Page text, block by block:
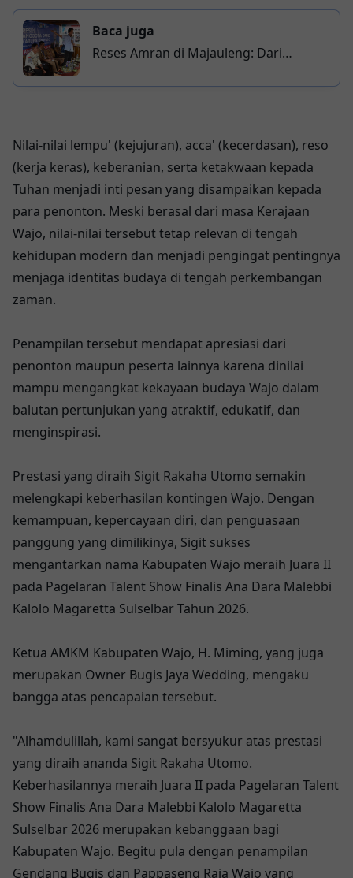
Baca juga
Reses Amran di Majauleng: Dari
Nilai-nilai lempu' (kejujuran), acca' (kecerdasan), reso
(kerja keras), keberanian, serta ketakwaan kepada
Tuhan menjadi inti pesan yang disampaikan kepada
para penonton. Meski berasal dari masa Kerajaan
Wajo, nilai-nilai tersebut tetap relevan di tengah
kehidupan modern dan menjadi pengingat pentingnya
menjaga identitas budaya di tengah perkembangan
zaman.
Penampilan tersebut mendapat apresiasi dari
penonton maupun peserta lainnya karena dinilai
mampu mengangkat kekayaan budaya Wajo dalam
balutan pertunjukan yang atraktif, edukatif, dan
menginspirasi.
Prestasi yang diraih Sigit Rakaha Utomo semakin
melengkapi keberhasilan kontingen Wajo. Dengan
kemampuan, kepercayaan diri, dan penguasaan
panggung yang dimilikinya, Sigit sukses
mengantarkan nama Kabupaten Wajo meraih Juara II
pada Pagelaran Talent Show Finalis Ana Dara Malebbi
Kalolo Magaretta Sulselbar Tahun 2026.
Ketua AMKM Kabupaten Wajo, H. Miming, yang juga
merupakan Owner Bugis Jaya Wedding, mengaku
bangga atas pencapaian tersebut.
"Alhamdulillah, kami sangat bersyukur atas prestasi
yang diraih ananda Sigit Rakaha Utomo.
Keberhasilannya meraih Juara II pada Pagelaran Talent
Show Finalis Ana Dara Malebbi Kalolo Magaretta
Sulselbar 2026 merupakan kebanggaan bagi
Kabupaten Wajo. Begitu pula dengan penampilan
Gendang Bugis dan Pappaseng Raja Wajo yang